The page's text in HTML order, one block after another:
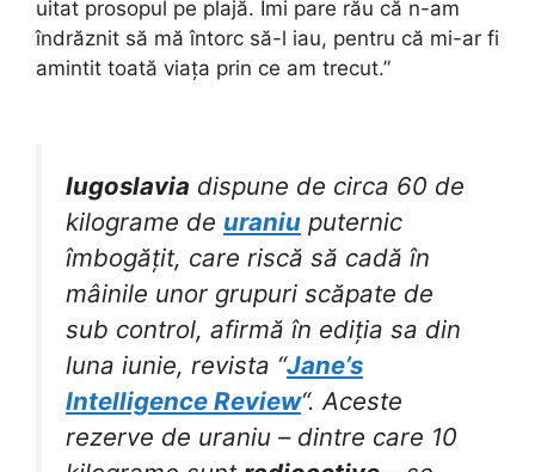
uitat prosopul pe plajă. Îmi pare rău că n-am
îndrăznit să mă întorc să-l iau, pentru că mi-ar fi
amintit toată viața prin ce am trecut.”
Iugoslavia dispune de circa 60 de
kilograme de uraniu puternic
îmbogățit, care riscă să cadă în
mâinile unor grupuri scăpate de
sub control, afirmă în ediția sa din
luna iunie, revista “Jane’s
Intelligence Review“. Aceste
rezerve de uraniu – dintre care 10